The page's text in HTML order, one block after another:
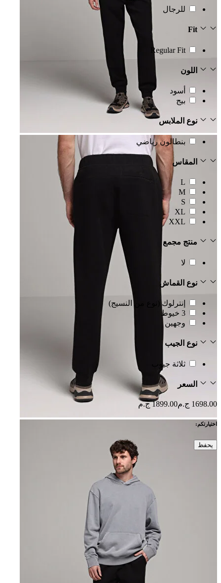
للرجال
Fit
Regular Fit
اللون
أسود
بيج
نوع الملابس
بنطالون رياضي
المقاس
L
M
S
XL
XXL
منتج مجمع
لا
نوع القماش
إنترلوك (نوع من النسيج)
3 خيوط
وجهين
نوع الجيب
ثلاثة جيوب
السعر
1698.00 ج.م 1899.00 ج.م
اختيارتكم:
يحفظ